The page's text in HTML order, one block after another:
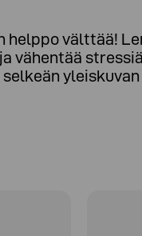
välttää!
vähentää stressiä